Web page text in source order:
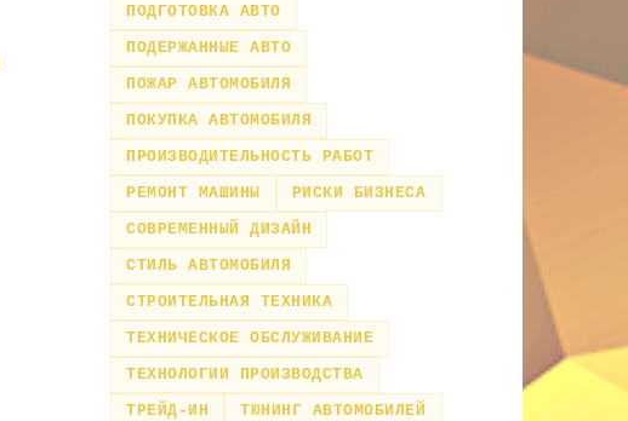
ПОДГОТОВКА АВТО
ПОДЕРЖАННЫЕ АВТО
ПОЖАР АВТОМОБИЛЯ
ПОКУПКА АВТОМОБИЛЯ
ПРОИЗВОДИТЕЛЬНОСТЬ РАБОТ
РЕМОНТ МАШИНЫ
РИСКИ БИЗНЕСА
СОВРЕМЕННЫЙ ДИЗАЙН
СТИЛЬ АВТОМОБИЛЯ
СТРОИТЕЛЬНАЯ ТЕХНИКА
ТЕХНИЧЕСКОЕ ОБСЛУЖИВАНИЕ
ТЕХНОЛОГИИ ПРОИЗВОДСТВА
ТРЕЙД-ИН
ТЮНИНГ АВТОМОБИЛЕЙ